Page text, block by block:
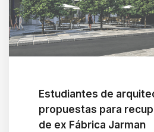
Estudiantes de
propuestas para
de ex Fábrica Jarman